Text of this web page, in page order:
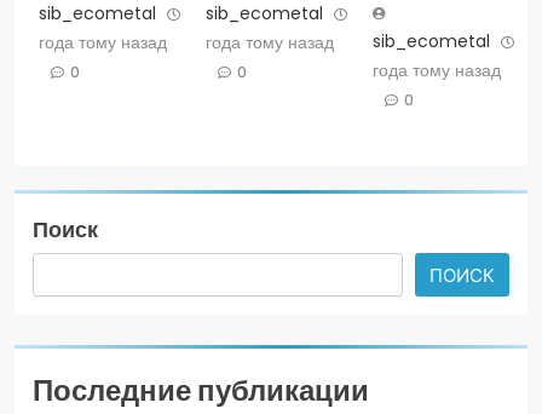
sib_ecometal
года тому назад
0
sib_ecometal
года тому назад
0
sib_ecometal
года тому назад
0
Поиск
ПОИСК
Последние публикации